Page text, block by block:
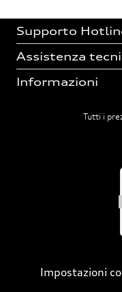
Supporto
Assistenza
Informazioni
Tutti i
Impostazioni